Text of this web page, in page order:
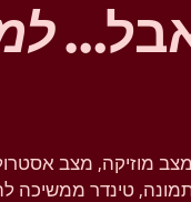
אבל…
מוזיקה, מצב
טינדר ממשיכה